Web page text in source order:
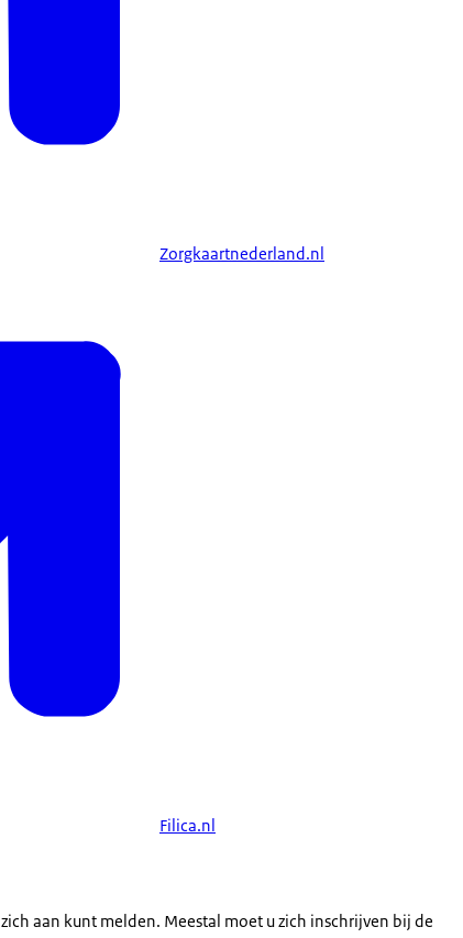
Zorgkaartnederland.nl
Filica.nl
aan kunt melden. Meestal moet u zich inschrijven bij de